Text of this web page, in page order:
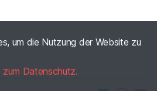
um die Nutzung der Website zu
Datenschutz.